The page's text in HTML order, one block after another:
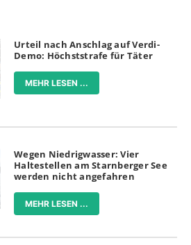
Urteil nach Anschlag auf Verdi-
Demo: Höchststrafe für Täter
MEHR LESEN ...
Wegen Niedrigwasser: Vier
Haltestellen am Starnberger See
werden nicht angefahren
MEHR LESEN ...